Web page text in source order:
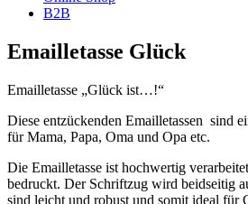
B2B
Emailletasse Glück
Emailletasse „Glück ist…!“
Diese entzückenden Emailletassen sind
für Mama, Papa, Oma und Opa etc.
Die Emailletasse ist hochwertig
bedruckt. Der Schriftzug wird beidseitig
sind leicht und robust und somit ideal für